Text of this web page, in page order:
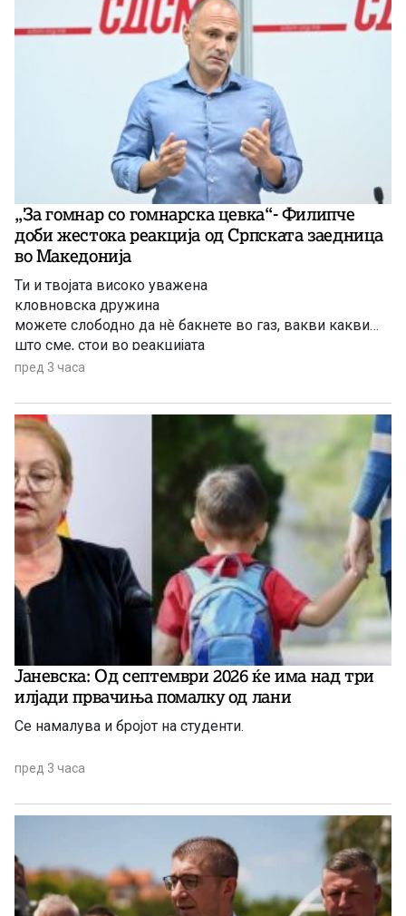
„За гомнар со гомнарска цевка“- Филипче
доби жестока реакција од Српската заедница
во Македонија
Ти и твојата високо уважена
кловновска дружина
можете слободно да нè бакнете во газ, вакви какви
што сме, стои во реакцијата
пред 3 часа
Јаневска: Од септември 2026 ќе има над три
илјади првачиња помалку од лани
Се намалува и бројот на студенти.
пред 3 часа